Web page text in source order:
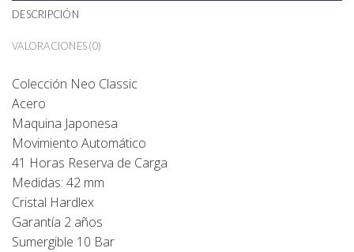
DESCRIPCIÓN
VALORACIONES (0)
Colección Neo Classic
Acero
Maquina Japonesa
Movimiento Automático
41 Horas Reserva de Carga
Medidas: 42 mm
Cristal Hardlex
Garantía 2 años
Sumergible 10 Bar